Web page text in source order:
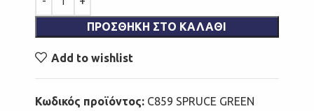
ΠΡΟΣΘΉΚΗ ΣΤΟ ΚΑΛΆΘΙ
Add to wishlist
Κωδικός προϊόντος: C859 SPRUCE GREEN